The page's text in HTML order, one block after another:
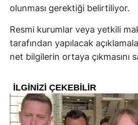
olunması gerektiği belirtiliyor.
Resmi kurumlar veya yetkili
tarafından yapılacak
net bilgilerin ortaya çıkmasını